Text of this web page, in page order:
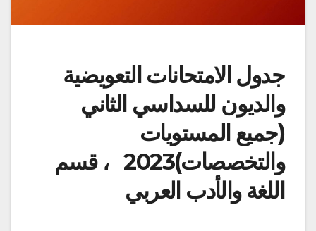
جدول الامتحانات التعويضية
والديون للسداسي الثاني
(جميع المستويات
والتخصصات)‎‎ 2023 ، قسم
اللغة والأدب العربي